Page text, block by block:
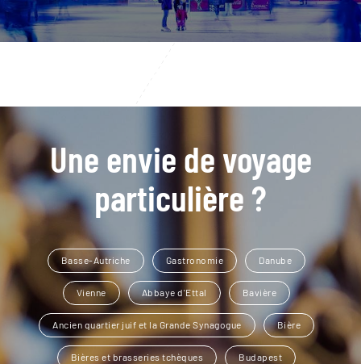
Une envie de voyage
particulière ?
Basse-Autriche Gastronomie Danube
Vienne Abbaye d'Ettal Bavière
Ancien quartier juif et la Grande Synagogue Bière
Bières et brasseries tchèques Budapest